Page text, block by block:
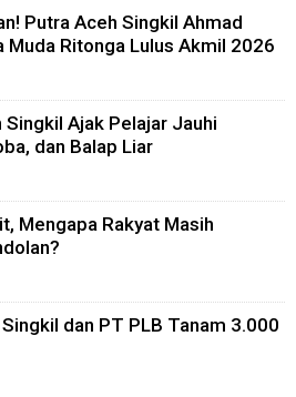
Putra Aceh Singkil Ahmad
Muda Ritonga Lulus Akmil 2026
Singkil Ajak Pelajar Jauhi
dan Balap Liar
Mengapa Rakyat Masih
dan PT PLB Tanam 3.000